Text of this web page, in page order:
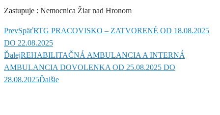
Zastupuje : Nemocnica Žiar nad Hronom
PrevSpäťRTG PRACOVISKO – ZATVORENÉ OD 18.08.2025
DO 22.08.2025
ĎalejREHABILITAČNÁ AMBULANCIA A INTERNÁ
AMBULANCIA DOVOLENKA OD 25.08.2025 DO
28.08.2025Ďalšie